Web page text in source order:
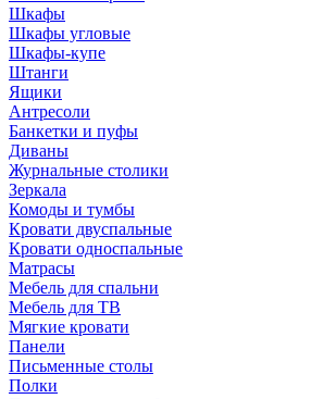
Шкафы
Шкафы угловые
Шкафы-купе
Штанги
Ящики
Антресоли
Банкетки и пуфы
Диваны
Журнальные столики
Зеркала
Комоды и тумбы
Кровати двуспальные
Кровати односпальные
Матрасы
Мебель для спальни
Мебель для ТВ
Мягкие кровати
Панели
Письменные столы
Полки